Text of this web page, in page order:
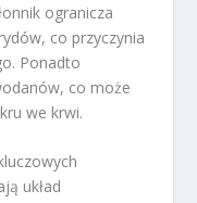
ogranicza
co przyczynia
Ponadto
co może
we krwi.
układ